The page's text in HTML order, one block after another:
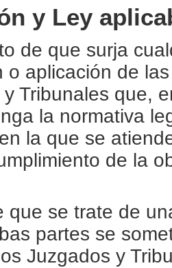
y Ley
de que surja
o aplicación de
Tribunales que,
la normativa
la que se
de la
que se trate de
partes se
Juzgados y